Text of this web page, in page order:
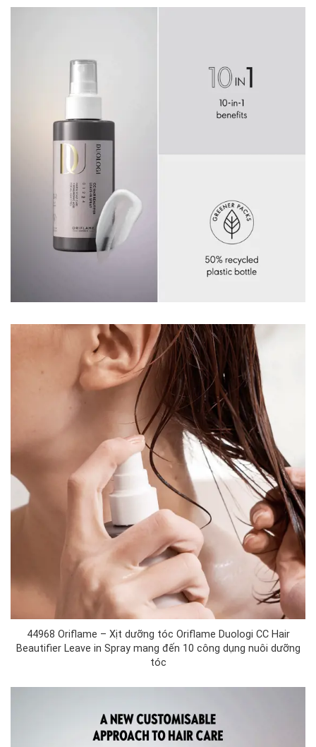
44968 Oriflame – Xịt dưỡng tóc Oriflame Duologi CC Hair
Beautifier Leave in Spray mang đến 10 công dụng nuôi dưỡng
tóc